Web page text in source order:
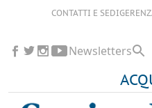
CONTATTI E SEDI
Newsletters